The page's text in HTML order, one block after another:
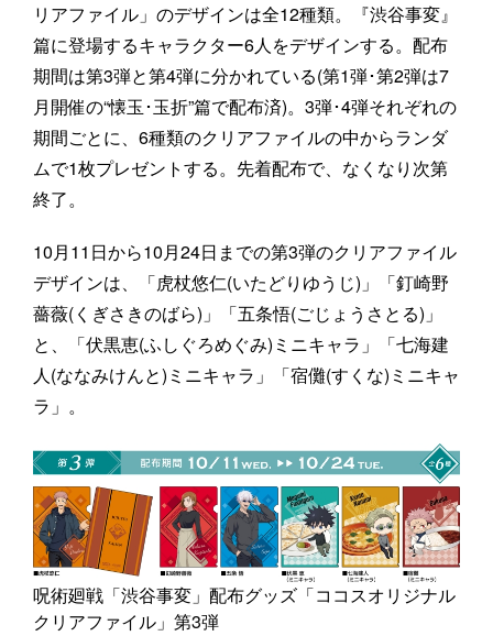
リアファイル」のデザインは全12種類。『渋谷事変』
篇に登場するキャラクター6人をデザインする。配布
期間は第3弾と第4弾に分かれている(第1弾･第2弾は7
月開催の“懐玉･玉折”篇で配布済)。3弾･4弾それぞれの
期間ごとに、6種類のクリアファイルの中からランダ
ムで1枚プレゼントする。先着配布で、なくなり次第
終了。
10月11日から10月24日までの第3弾のクリアファイル
デザインは、「虎杖悠仁(いたどりゆうじ)」「釘崎野
薔薇(くぎさきのばら)」「五条悟(ごじょうさとる)」
と、「伏黒恵(ふしぐろめぐみ)ミニキャラ」「七海建
人(ななみけんと)ミニキャラ」「宿儺(すくな)ミニキャ
ラ」。
呪術廻戦「渋谷事変」配布グッズ「ココスオリジナル
クリアファイル」第3弾